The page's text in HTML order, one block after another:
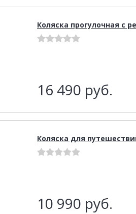
Коляска прогулочная с
16 490 руб.
Коляска для
10 990 руб.